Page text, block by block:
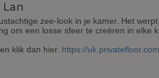
zee-look in je kamer. Het
om een losse sfeer te creëren in elke
klik dan hier. https://